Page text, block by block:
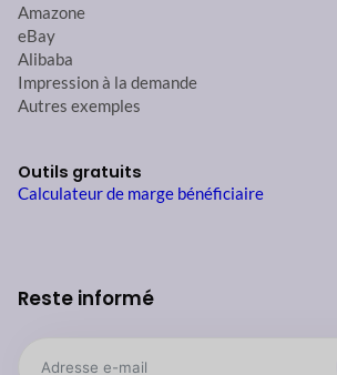
Amazone
eBay
Alibaba
Impression à la demande
Autres exemples
Outils gratuits
Calculateur de marge bénéficiaire
Reste informé